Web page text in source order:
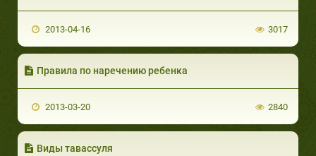
2013-04-16 3017
Правила по наречению ребенка
2013-03-20 2840
Виды тавассуля